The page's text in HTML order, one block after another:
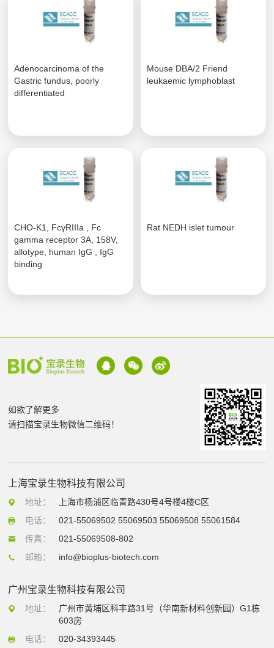
Adenocarcinoma of the
Gastric fundus, poorly
differentiated
Mouse DBA/2 Friend
leukaemic lymphoblast
CHO-K1, FcγRIIIa , Fc
gamma receptor 3A, 158V,
allotype, human IgG , IgG
binding
Rat NEDH islet tumour
如欲了解更多
请扫描宝录生物微信二维码！
上海宝录生物科技有限公司
地址：
上海市杨浦区临青路430号4号楼4楼C区
电话：
021-55069502 55069503 55069508 55061584
传真：
021-55069508-802
邮箱：
info@bioplus-biotech.com
广州宝录生物科技有限公司
地址：
广州市黄埔区科丰路31号（华南新材料创新园）G1栋
603房
电话：
020-34393445